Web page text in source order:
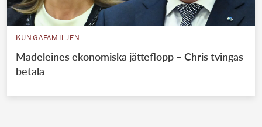
KUNGAFAMILJEN
Madeleines ekonomiska jätteflopp – Chris tvingas
betala